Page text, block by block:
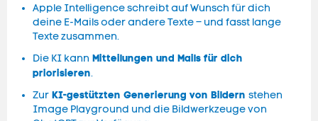
Apple Intelligence schreibt auf Wunsch für dich
deine E-Mails oder andere Texte – und fasst lange
Texte zusammen.
Die KI kann Mitteilungen und Mails für dich
priorisieren.
Zur KI-gestützten Generierung von Bildern stehen
Image Playground und die Bildwerkzeuge von